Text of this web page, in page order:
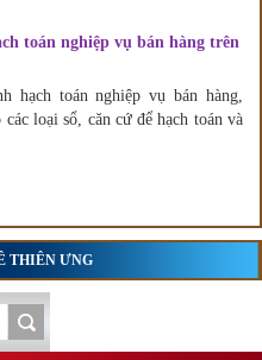
toán nghiệp vụ bán hàng trên
hạch toán nghiệp vụ bán hàng,
các loại sổ, căn cứ để hạch toán và
THIÊN ƯNG